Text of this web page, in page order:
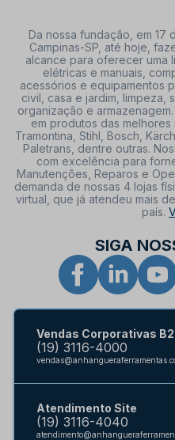
Da nossa fundação, em 17
Campinas-SP, até hoje,
alcance para oferecer uma
elétricas e manuais,
acessórios e equipamentos
civil, casa e jardim, limpeza,
organização e
em produtos das melhores
Tramontina, Stihl, Bosch,
Paletrans, dentre outras.
com excelência para
Manutenções, Reparos e
demanda de nossas 4 lojas
virtual, que já atendeu mais
país.
SIGA
Vendas Corporativas
(19) 3116-4000
Atendimento Site
(19) 3116-4040